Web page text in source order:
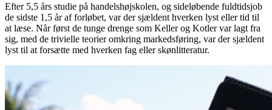
Efter 5,5 års studie på handelshøjskolen, og sideløbende fuldtidsjob
de sidste 1,5 år af forløbet, var der sjældent hverken lyst eller tid til
at læse. Når først de tunge drenge som Keller og Kotler var lagt fra
sig, med de trivielle teorier omkring markedsføring, var der sjældent
lyst til at forsætte med hverken fag eller skønlitteratur.